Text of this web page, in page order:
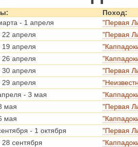
Поход:
- 1 апреля
"Первая
22 апреля
"Первая
19 апреля
26 апреля
30 апреля
"Первая
29 апреля
- 3 мая
мая
"Первая
мая
- 1 октября
"Первая
28 сентября